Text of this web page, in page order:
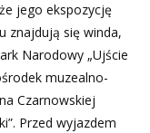
jego ekspozycję
znajdują się winda,
Narodowy „Ujście
muzealno-
Czarnowskiej
Przed wyjazdem